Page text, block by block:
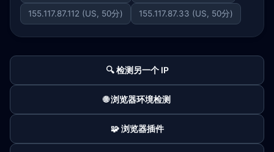
155.117.87.112 (US, 50分) 155.117.87.33 (US, 50分)
🔍 检测另一个 IP
🌐 浏览器环境检测
🧩 浏览器插件